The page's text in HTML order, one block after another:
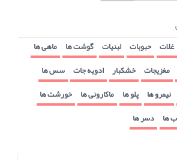
غلات حبوبات لبنیات گوشت ها ماهی ها
مغزیجات خشکبار ادویه جات سس ها
نیمرو ها پلو ها ماکارونی ها خورشت ها
ها دسر ها